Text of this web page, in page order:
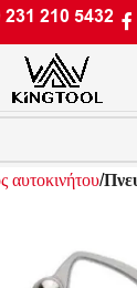
231 210 5432
αυτοκινήτου